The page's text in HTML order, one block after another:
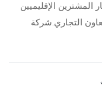
المشترين الإقليميين